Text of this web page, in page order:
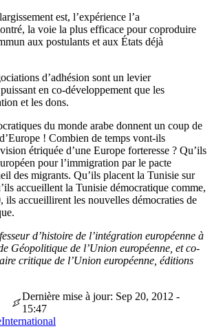
est, l’expérience l’a
la voie la plus efficace pour coproduire
aux postulants et aux États déjà
d’adhésion sont un levier
en co-développement que les
et les dons.
du monde arabe donnent un coup de
! Combien de temps vont-ils
étriquée d’une Europe forteresse ? Qu’ils
pour l’immigration par le pacte
des migrants. Qu’ils placent la Tunisie sur
accueillent la Tunisie démocratique comme,
ils accueillirent les nouvelles démocraties de
d’histoire de l’intégration européenne à
Géopolitique de l’Union européenne, et co-
critique de l’Union européenne, éditions
Dernière mise à jour: Sep 20, 2012 -
15:47
International